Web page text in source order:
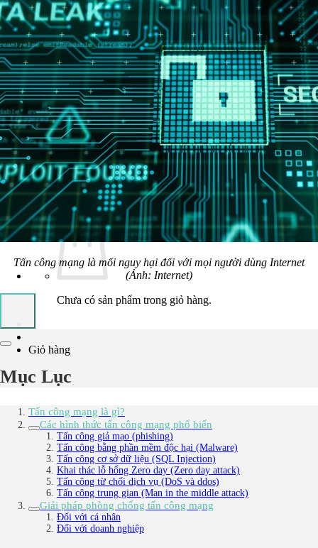
Trực Quan Hóa Dữ Liệu (Data Visualization)
Học Lập Trình (Full Stack)
Chuyên Viên Lập Trình (Full Stack)
Chuyên Viên Lập Trình Website (Full Stack)
Chuyên Viên Lập Trình Mobile (Full Stack)
Lập Trình Cho Trẻ Em
Software Testing
Tin Học Ứng Dụng
Lịch Khai Giảng
Tin Tức
Hoạt Động
Kiến Thức & Kỹ Năng
Hướng Nghiệp Ngành CNTT
Liên Hệ
Chưa có sản phẩm trong giỏ hàng.
Giỏ hàng
Tấn công mạng là mối nguy hại đối với mọi người dùng Internet
(Ảnh: Internet)
Mục Lục
Tấn công mạng là gì?
Các hình thức tấn công mạng phổ biến
Tấn công giả mạo (phishing)
Tấn công bằng phần mềm độc hại (Malware)
Tấn công cơ sở dữ liệu (SQL Injection)
Khai thác lỗ hổng Zero day (Zero day attack)
Tấn công từ chối dịch vụ (DoS và ddos)
Tấn công trung gian (Man in the middle attack)
Giải pháp phòng chống tấn công mạng
Đối với cá nhân
Đối với doanh nghiệp